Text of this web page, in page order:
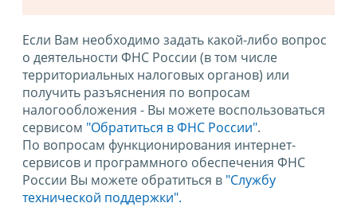
Если Вам необходимо задать какой-либо вопрос
о деятельности ФНС России (в том числе
территориальных налоговых органов) или
получить разъяснения по вопросам
налогообложения - Вы можете воспользоваться
сервисом "Обратиться в ФНС России".
По вопросам функционирования интернет-
сервисов и программного обеспечения ФНС
России Вы можете обратиться в "Службу
технической поддержки".